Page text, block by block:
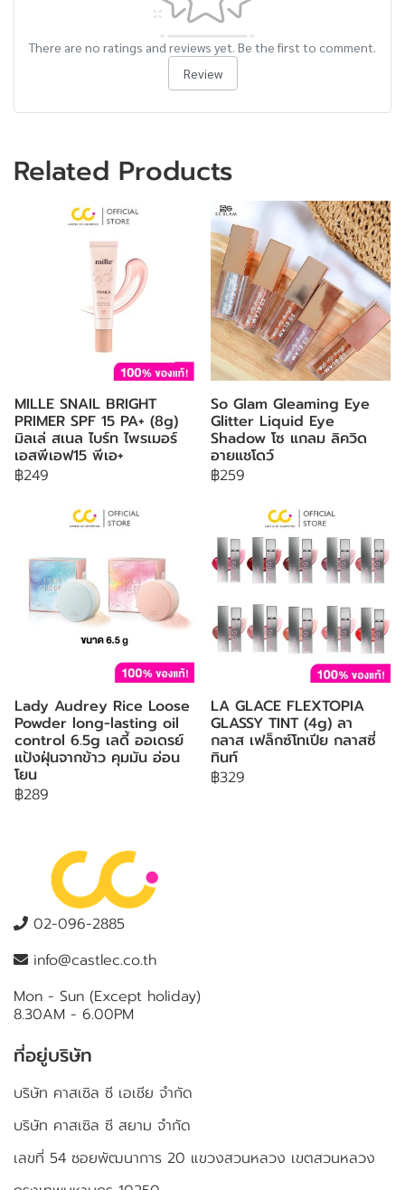
There are no ratings and reviews yet. Be the first to comment.
Review
Related Products
MILLE SNAIL BRIGHT
PRIMER SPF 15 PA+ (8g)
มิลเล่ สเนล ไบร์ท ไพรเมอร์
เอสพีเอฟ15 พีเอ+
฿249
So Glam Gleaming Eye
Glitter Liquid Eye
Shadow โซ แกลม ลิควิด
อายแชโดว์
฿259
Lady Audrey Rice Loose
Powder long-lasting oil
control 6.5g เลดี้ ออเดรย์
แป้งฝุ่นจากข้าว คุมมัน อ่อน
โยน
฿289
LA GLACE FLEXTOPIA
GLASSY TINT (4g) ลา
กลาส เฟล็กซ์โทเปีย กลาสซี่
ทินท์
฿329
02-096-2885
info@castlec.co.th
Mon - Sun (Except holiday)
8.30AM - 6.00PM
ที่อยู่บริษัท
บริษัท คาสเซิล ซี เอเชีย จำกัด
บริษัท คาสเซิล ซี สยาม จำกัด
เลขที่ 54 ซอยพัฒนาการ 20 แขวงสวนหลวง เขตสวนหลวง